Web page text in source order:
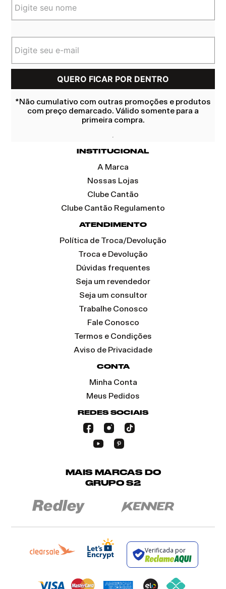
*Não cumulativo com outras promoções e produtos
com preço demarcado. Válido somente para a
primeira compra.
INSTITUCIONAL
A Marca
Nossas Lojas
Clube Cantão
Clube Cantão Regulamento
ATENDIMENTO
Política de Troca/Devolução
Troca e Devolução
Dúvidas frequentes
Seja um revendedor
Seja um consultor
Trabalhe Conosco
Fale Conosco
Termos e Condições
Aviso de Privacidade
CONTA
Minha Conta
Meus Pedidos
REDES SOCIAIS
MAIS MARCAS DO
GRUPO S2
Verificada por